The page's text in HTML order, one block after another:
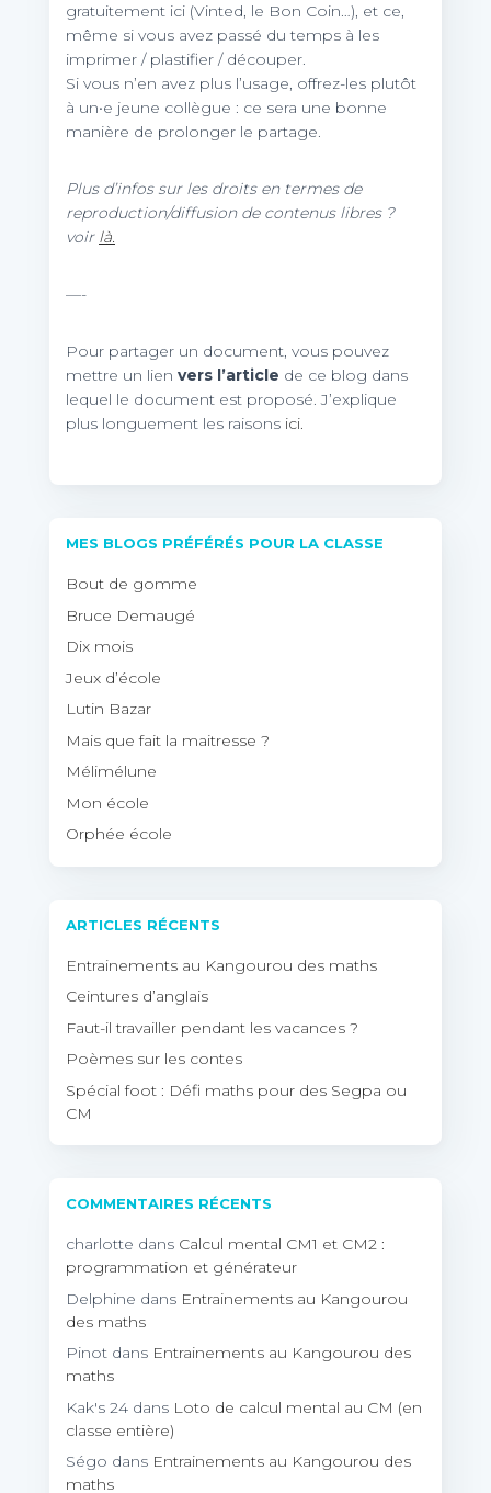
gratuitement ici (Vinted, le Bon Coin…), et ce,
même si vous avez passé du temps à les
imprimer / plastifier / découper.
Si vous n’en avez plus l’usage, offrez-les plutôt
à un•e jeune collègue : ce sera une bonne
manière de prolonger le partage.
Plus d’infos sur les droits en termes de
reproduction/diffusion de contenus libres ?
voir là.
—-
Pour partager un document, vous pouvez
mettre un lien vers l’article de ce blog dans
lequel le document est proposé. J’explique
plus longuement les raisons ici.
MES BLOGS PRÉFÉRÉS POUR LA CLASSE
Bout de gomme
Bruce Demaugé
Dix mois
Jeux d’école
Lutin Bazar
Mais que fait la maitresse ?
Mélimélune
Mon école
Orphée école
ARTICLES RÉCENTS
Entrainements au Kangourou des maths
Ceintures d’anglais
Faut-il travailler pendant les vacances ?
Poèmes sur les contes
Spécial foot : Défi maths pour des Segpa ou
CM
COMMENTAIRES RÉCENTS
charlotte dans Calcul mental CM1 et CM2 :
programmation et générateur
Delphine dans Entrainements au Kangourou
des maths
Pinot dans Entrainements au Kangourou des
maths
Kak's 24 dans Loto de calcul mental au CM (en
classe entière)
Ségo dans Entrainements au Kangourou des
maths